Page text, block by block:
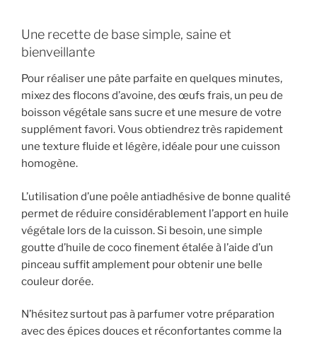
Une recette de base simple, saine et
bienveillante
Pour réaliser une pâte parfaite en quelques minutes,
mixez des flocons d’avoine, des œufs frais, un peu de
boisson végétale sans sucre et une mesure de votre
supplément favori. Vous obtiendrez très rapidement
une texture fluide et légère, idéale pour une cuisson
homogène.
L’utilisation d’une poêle antiadhésive de bonne qualité
permet de réduire considérablement l’apport en huile
végétale lors de la cuisson. Si besoin, une simple
goutte d’huile de coco finement étalée à l’aide d’un
pinceau suffit amplement pour obtenir une belle
couleur dorée.
N’hésitez surtout pas à parfumer votre préparation
avec des épices douces et réconfortantes comme la